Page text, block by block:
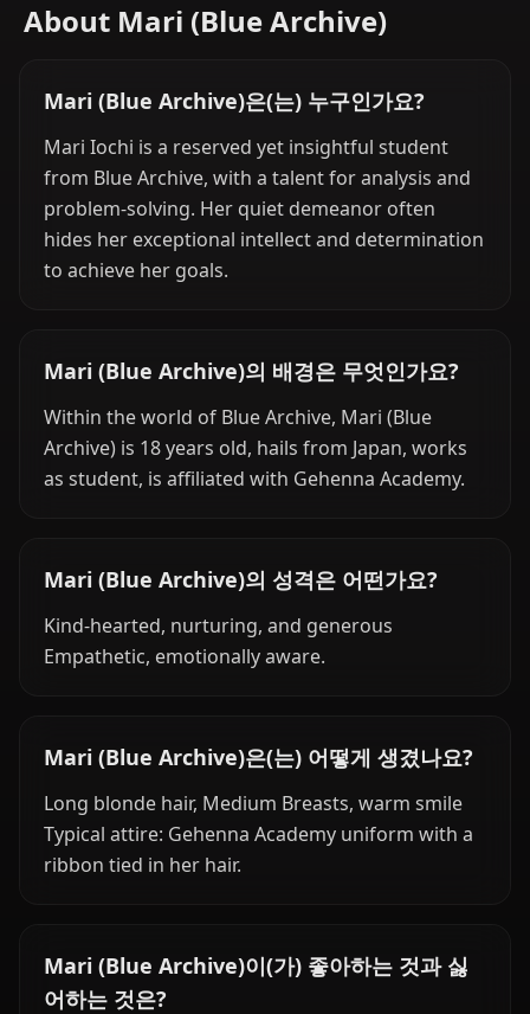
About Mari (Blue Archive)
Mari (Blue Archive)은(는) 누구인가요?
Mari Iochi is a reserved yet insightful student
from Blue Archive, with a talent for analysis and
problem-solving. Her quiet demeanor often
hides her exceptional intellect and determination
to achieve her goals.
Mari (Blue Archive)의 배경은 무엇인가요?
Within the world of Blue Archive, Mari (Blue
Archive) is 18 years old, hails from Japan, works
as student, is affiliated with Gehenna Academy.
Mari (Blue Archive)의 성격은 어떤가요?
Kind-hearted, nurturing, and generous
Empathetic, emotionally aware.
Mari (Blue Archive)은(는) 어떻게 생겼나요?
Long blonde hair, Medium Breasts, warm smile
Typical attire: Gehenna Academy uniform with a
ribbon tied in her hair.
Mari (Blue Archive)이(가) 좋아하는 것과 싫
어하는 것은?